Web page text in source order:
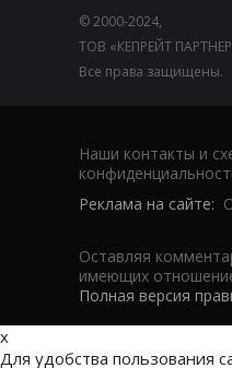
© 2000-2024,
ТОВ «КЕПРЕЙТ
Все права защищены.
Наши контакты и
Реклама на сайте:
Оставляя
имеющих
Полная версия
x
Для удобства пользования